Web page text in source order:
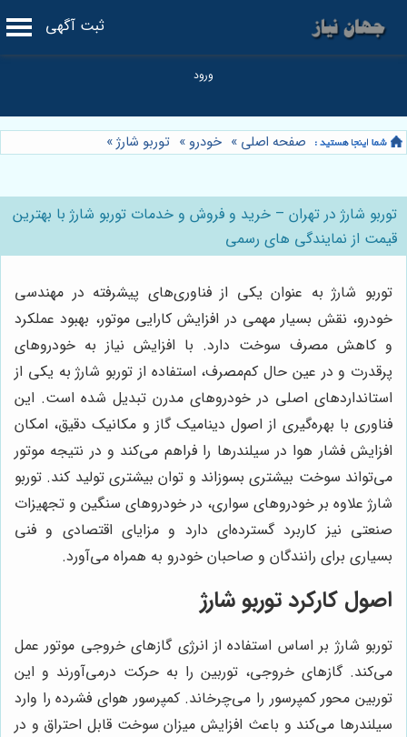
ثبت آگهی
صفحه اصلی » خودرو » توربو شارژ»
توربو شارژ در تهران – خرید و فروش و خدمات توربو شارژ با بهترین
قیمت از نمایندگی های رسمی
توربو شارژ به عنوان یکی از فناوری‌های پیشرفته در مهندسی
خودرو، نقش بسیار مهمی در افزایش کارایی موتور، بهبود عملکرد
و کاهش مصرف سوخت دارد. با افزایش نیاز به خودروهای
پرقدرت و در عین حال کم‌مصرف، استفاده از توربو شارژ به یکی از
استانداردهای اصلی در خودروهای مدرن تبدیل شده است. این
فناوری با بهره‌گیری از اصول دینامیک گاز و مکانیک دقیق، امکان
افزایش فشار هوا در سیلندرها را فراهم می‌کند و در نتیجه موتور
می‌تواند سوخت بیشتری بسوزاند و توان بیشتری تولید کند. توربو
شارژ علاوه بر خودروهای سواری، در خودروهای سنگین و تجهیزات
صنعتی نیز کاربرد گسترده‌ای دارد و مزایای اقتصادی و فنی
بسیاری برای رانندگان و صاحبان خودرو به همراه می‌آورد.
اصول کارکرد توربو شارژ
توربو شارژ بر اساس استفاده از انرژی گازهای خروجی موتور عمل
می‌کند. گازهای خروجی، توربین را به حرکت درمی‌آورند و این
توربین محور کمپرسور را می‌چرخاند. کمپرسور هوای فشرده را وارد
سیلندرها می‌کند و باعث افزایش میزان سوخت قابل احتراق و در